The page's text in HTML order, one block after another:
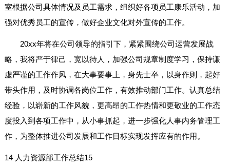
室根据公司具体情况及员工需求，组织好各项员工康乐活动，加
强对优秀员工的宣传，做好企业文化对外宣传的工作。
20xx年将在公司领导的指引下，紧紧围绕公司运营发展战
略，我将严于律己，宽以待人，加强公司规章制度学习，保持谦
虚严谨的工作作风，在大事要事上，身先士卒，以身作则，起好
带头作用，及时协调各岗位工作，有效推动部门工作。认真总结
经验，以崭新的工作风貌，更高昂的工作热情和更敬业的工作态
度投入到各项工作中，从小事抓起，进一步强化人事内务管理工
作，为整体推进公司发展和工作目标实现发挥应有的作用。
14 人力资源部工作总结15